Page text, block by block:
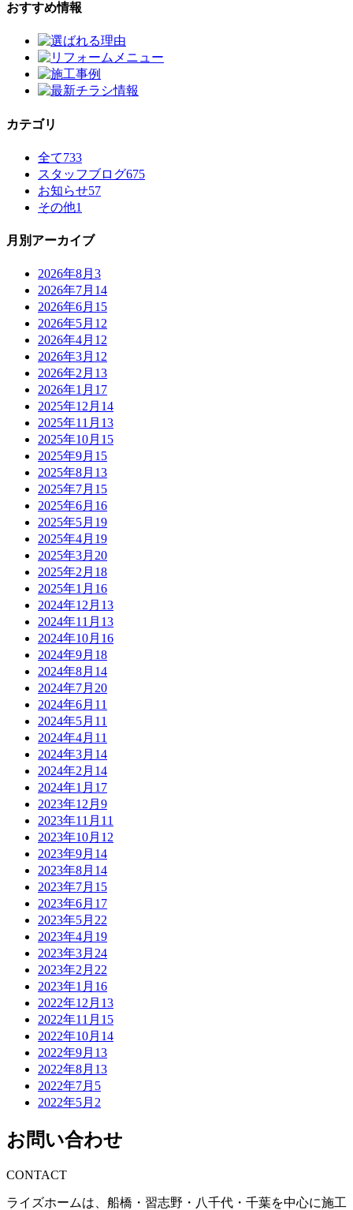
おすすめ情報
カテゴリ
全て733
スタッフブログ675
お知らせ57
その他1
月別アーカイブ
2026年8月 3
2026年7月 14
2026年6月 15
2026年5月 12
2026年4月 12
2026年3月 12
2026年2月 13
2026年1月 17
2025年12月 14
2025年11月 13
2025年10月 15
2025年9月 15
2025年8月 13
2025年7月 15
2025年6月 16
2025年5月 19
2025年4月 19
2025年3月 20
2025年2月 18
2025年1月 16
2024年12月 13
2024年11月 13
2024年10月 16
2024年9月 18
2024年8月 14
2024年7月 20
2024年6月 11
2024年5月 11
2024年4月 11
2024年3月 14
2024年2月 14
2024年1月 17
2023年12月 9
2023年11月 11
2023年10月 12
2023年9月 14
2023年8月 14
2023年7月 15
2023年6月 17
2023年5月 22
2023年4月 19
2023年3月 24
2023年2月 22
2023年1月 16
2022年12月 13
2022年11月 15
2022年10月 14
2022年9月 13
2022年8月 13
2022年7月 5
2022年5月 2
お問い合わせ
CONTACT
ライズホームは、船橋・習志野・八千代・千葉を中心に施工